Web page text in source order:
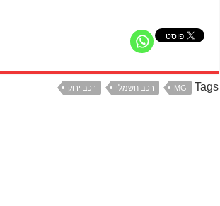
MG רכב חשמלי רכב ירוק